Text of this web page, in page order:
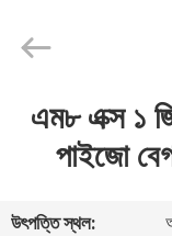
বাড়িএম৮ এক্স ১
পাইজো
উৎপত্তি স্থল: